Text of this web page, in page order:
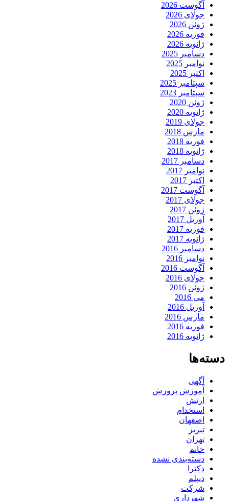
آگوست 2026
جولای 2026
ژوئن 2026
فوریه 2026
ژانویه 2026
دسامبر 2025
نوامبر 2025
اکتبر 2025
سپتامبر 2025
سپتامبر 2023
ژوئن 2020
ژانویه 2020
جولای 2019
مارس 2018
فوریه 2018
ژانویه 2018
دسامبر 2017
نوامبر 2017
اکتبر 2017
آگوست 2017
جولای 2017
ژوئن 2017
آوریل 2017
فوریه 2017
ژانویه 2017
دسامبر 2016
نوامبر 2016
آگوست 2016
جولای 2016
ژوئن 2016
می 2016
آوریل 2016
مارس 2016
فوریه 2016
ژانویه 2016
دسته‌ها
آگهی
آموزش پرورش
ارتش
استخدام
اصفهان
تبریز
تهران
خانم
دسته‌بندی نشده
دکترا
دیپلم
شرکت
شهرداری